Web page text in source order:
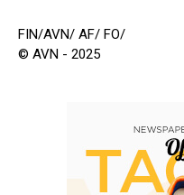
FIN/AVN/ AF/ FO/
© AVN - 2025